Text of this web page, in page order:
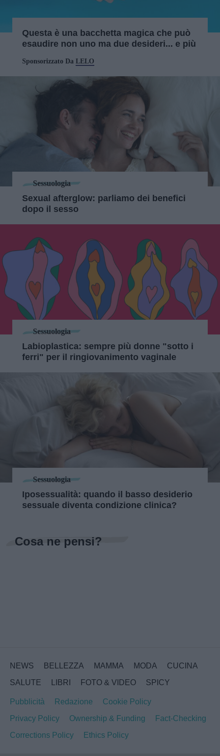
Questa è una bacchetta magica che può
esaudire non uno ma due desideri... e più
Sponsorizzato Da LELO
Sessuologia
Sexual afterglow: parliamo dei benefici
dopo il sesso
Sessuologia
Labioplastica: sempre più donne "sotto i
ferri" per il ringiovanimento vaginale
Sessuologia
Iposessualità: quando il basso desiderio
sessuale diventa condizione clinica?
Cosa ne pensi?
NEWS BELLEZZA MAMMA MODA
CUCINA
SALUTE
LIBRI FOTO & VIDEO SPICY
Pubblicità Redazione
Cookie Policy
Privacy Policy
Ownership & Funding
Fact-Checking
Corrections Policy
Ethics Policy